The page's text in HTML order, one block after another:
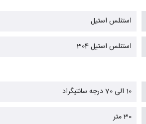
استنلس استیل
استنلس استیل 304
10 الی 70 درجه سانتیگراد
30 متر